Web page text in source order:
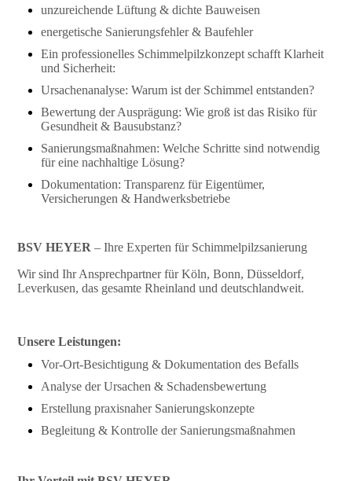
unzureichende Lüftung & dichte Bauweisen
energetische Sanierungsfehler & Baufehler
Ein professionelles Schimmelpilzkonzept schafft Klarheit
und Sicherheit:
Ursachenanalyse: Warum ist der Schimmel entstanden?
Bewertung der Ausprägung: Wie groß ist das Risiko für
Gesundheit & Bausubstanz?
Sanierungsmaßnahmen: Welche Schritte sind notwendig
für eine nachhaltige Lösung?
Dokumentation: Transparenz für Eigentümer,
Versicherungen & Handwerksbetriebe
BSV HEYER – Ihre Experten für Schimmelpilzsanierung
Wir sind Ihr Ansprechpartner für Köln, Bonn, Düsseldorf,
Leverkusen, das gesamte Rheinland und deutschlandweit.
Unsere Leistungen:
Vor-Ort-Besichtigung & Dokumentation des Befalls
Analyse der Ursachen & Schadensbewertung
Erstellung praxisnaher Sanierungskonzepte
Begleitung & Kontrolle der Sanierungsmaßnahmen